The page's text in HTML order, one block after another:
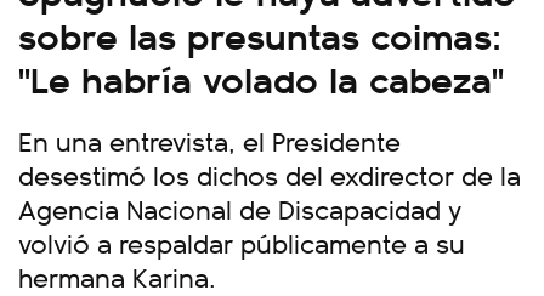
sobre las presuntas coimas:
"Le habría volado la cabeza"
En una entrevista, el Presidente
desestimó los dichos del exdirector de la
Agencia Nacional de Discapacidad y
volvió a respaldar públicamente a su
hermana Karina.